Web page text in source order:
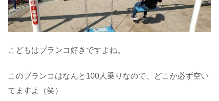
こどもはブランコ好きですよね。
このブランコはなんと100人乗りなので、どこか必ず空い
てますよ（笑）